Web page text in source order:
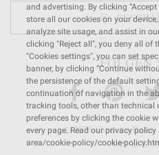
FOLGEN
© 2026 Gianvito Rossi.
VAT nr
and advertising. By clicking
store all our cookies on your
analyze site usage, and assist in
clicking "Reject all", you deny all of
"Cookies settings", you can set
banner, by clicking “Continue
the persistence of the default
continuation of navigation in the
tracking tools, other than technical
preferences by clicking the cookie
every page. Read our privacy
area/cookie-policy/cookie-